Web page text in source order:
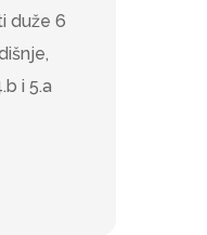
duže 6
i 5.a